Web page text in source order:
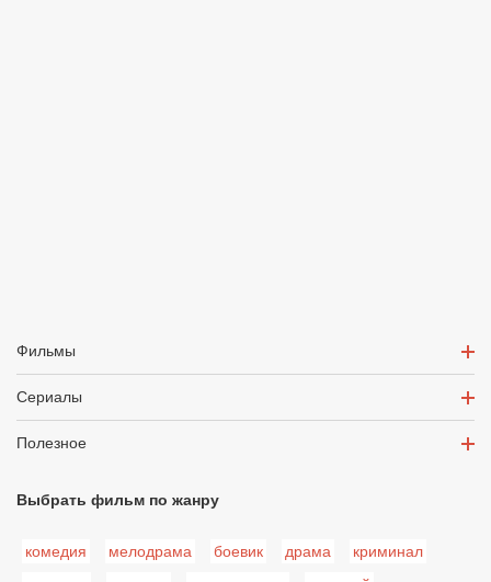
Фильмы
Сериалы
Полезное
Выбрать фильм по жанру
комедия мелодрама боевик драма
криминал